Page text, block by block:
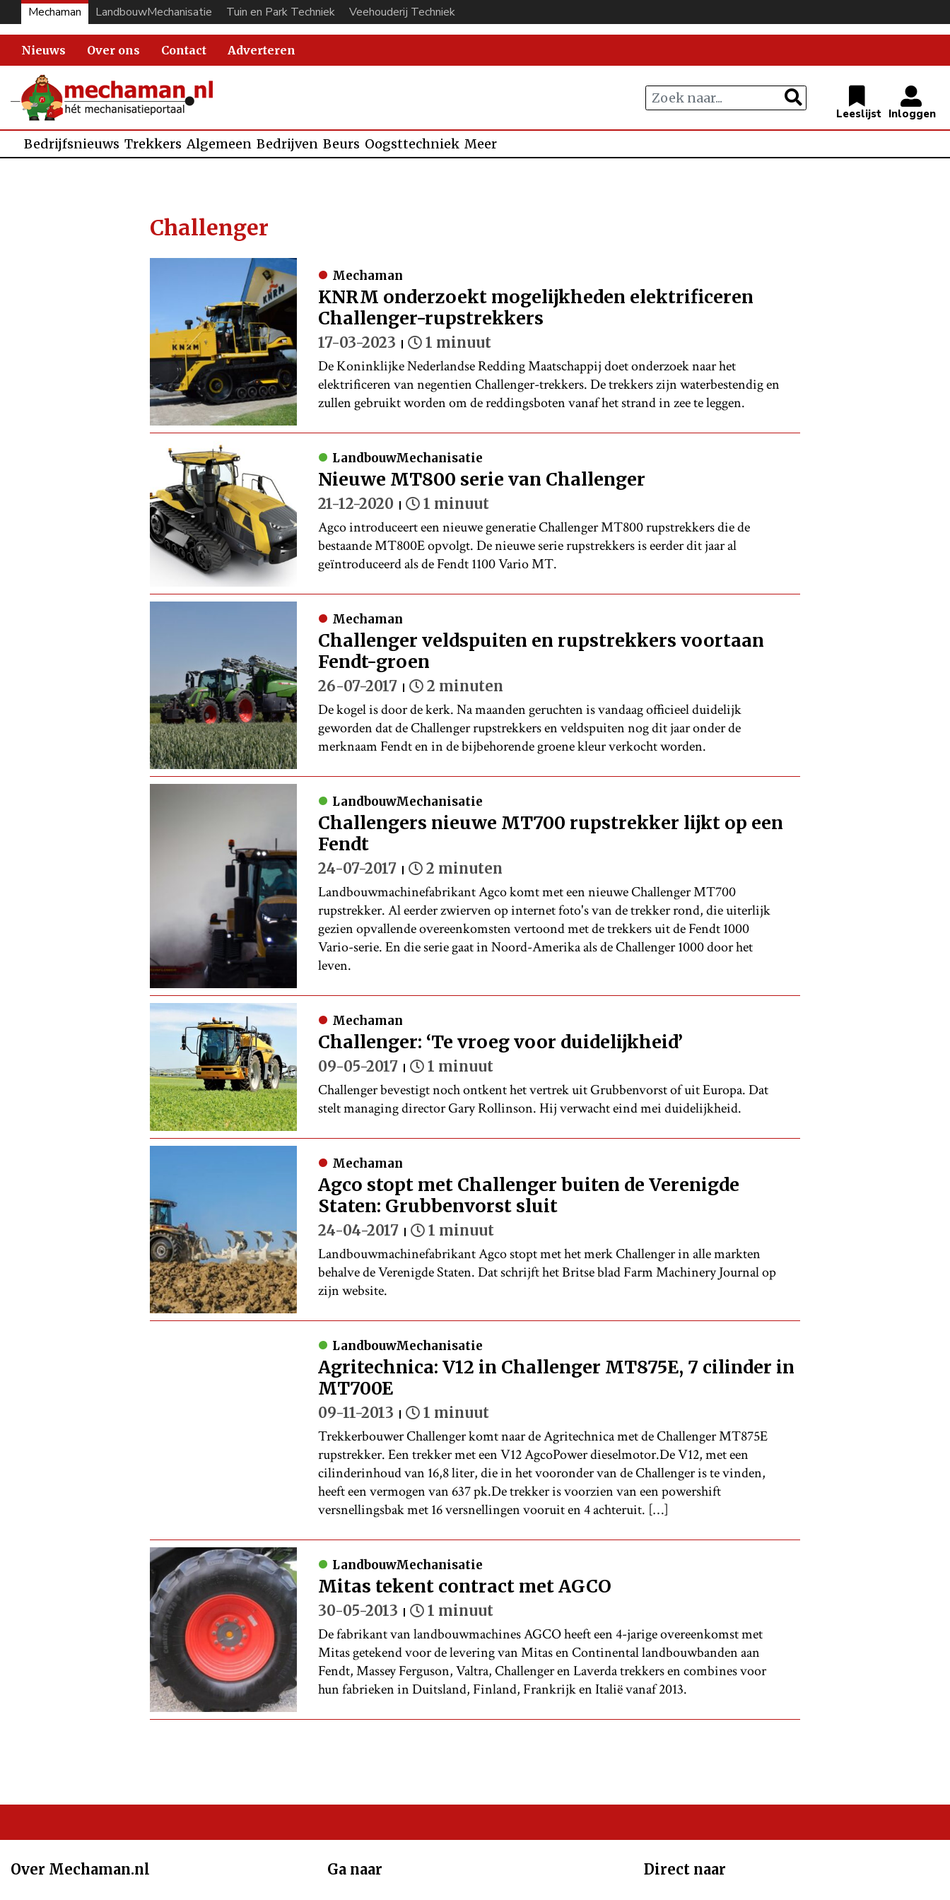
Mechaman LandbouwMechanisatie Tuin en Park Techniek Veehouderij Techniek
Nieuws Over ons Contact Adverteren
Bedrijfsnieuws Trekkers Algemeen Bedrijven Beurs Oogsttechniek Meer
Challenger
Mechaman
KNRM onderzoekt mogelijkheden elektrificeren
Challenger-rupstrekkers
17-03-2023 1 minuut
De Koninklijke Nederlandse Redding Maatschappij doet onderzoek naar het
elektrificeren van negentien Challenger-trekkers. De trekkers zijn waterbestendig en
zullen gebruikt worden om de reddingsboten vanaf het strand in zee te leggen.
LandbouwMechanisatie
Nieuwe MT800 serie van Challenger
21-12-2020 1 minuut
Agco introduceert een nieuwe generatie Challenger MT800 rupstrekkers die de
bestaande MT800E opvolgt. De nieuwe serie rupstrekkers is eerder dit jaar al
geïntroduceerd als de Fendt 1100 Vario MT.
Mechaman
Challenger veldspuiten en rupstrekkers voortaan
Fendt-groen
26-07-2017 2 minuten
De kogel is door de kerk. Na maanden geruchten is vandaag officieel duidelijk
geworden dat de Challenger rupstrekkers en veldspuiten nog dit jaar onder de
merknaam Fendt en in de bijbehorende groene kleur verkocht worden.
LandbouwMechanisatie
Challengers nieuwe MT700 rupstrekker lijkt op een
Fendt
24-07-2017 2 minuten
Landbouwmachinefabrikant Agco komt met een nieuwe Challenger MT700
rupstrekker. Al eerder zwierven op internet foto's van de trekker rond, die uiterlijk
gezien opvallende overeenkomsten vertoond met de trekkers uit de Fendt 1000
Vario-serie. En die serie gaat in Noord-Amerika als de Challenger 1000 door het
leven.
Mechaman
Challenger: ‘Te vroeg voor duidelijkheid’
09-05-2017 1 minuut
Challenger bevestigt noch ontkent het vertrek uit Grubbenvorst of uit Europa. Dat
stelt managing director Gary Rollinson. Hij verwacht eind mei duidelijkheid.
Mechaman
Agco stopt met Challenger buiten de Verenigde
Staten: Grubbenvorst sluit
24-04-2017 1 minuut
Landbouwmachinefabrikant Agco stopt met het merk Challenger in alle markten
behalve de Verenigde Staten. Dat schrijft het Britse blad Farm Machinery Journal op
zijn website.
LandbouwMechanisatie
Agritechnica: V12 in Challenger MT875E, 7 cilinder in
MT700E
09-11-2013 1 minuut
Trekkerbouwer Challenger komt naar de Agritechnica met de Challenger MT875E
rupstrekker. Een trekker met een V12 AgcoPower dieselmotor.De V12, met een
cilinderinhoud van 16,8 liter, die in het vooronder van de Challenger is te vinden,
heeft een vermogen van 637 pk.De trekker is voorzien van een powershift
versnellingsbak met 16 versnellingen vooruit en 4 achteruit. […]
LandbouwMechanisatie
Mitas tekent contract met AGCO
30-05-2013 1 minuut
De fabrikant van landbouwmachines AGCO heeft een 4-jarige overeenkomst met
Mitas getekend voor de levering van Mitas en Continental landbouwbanden aan
Fendt, Massey Ferguson, Valtra, Challenger en Laverda trekkers en combines voor
hun fabrieken in Duitsland, Finland, Frankrijk en Italië vanaf 2013.
Over Mechaman.nl Ga naar Direct naar